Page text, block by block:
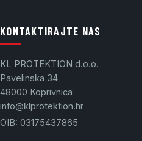
KONTAKTIRAJTE NAS
KL PROTEKTION d.o.o.
Pavelinska 34
48000 Koprivnica
info@klprotektion.hr
OIB: 03175437865